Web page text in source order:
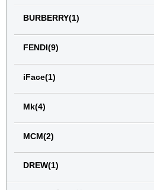
BURBERRY(1)
FENDI(9)
iFace(1)
Mk(4)
MCM(2)
DREW(1)